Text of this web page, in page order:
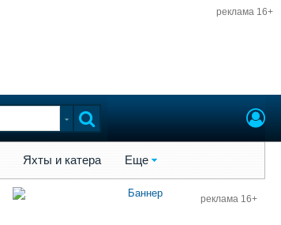
реклама 16+
Яхты и катера Еще
реклама 16+